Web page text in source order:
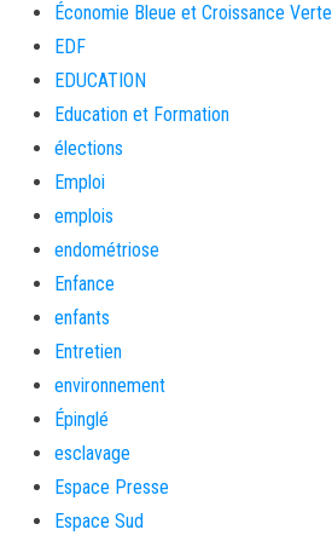
Économie Bleue et Croissance Verte
EDF
EDUCATION
Education et Formation
élections
Emploi
emplois
endométriose
Enfance
enfants
Entretien
environnement
Épinglé
esclavage
Espace Presse
Espace Sud